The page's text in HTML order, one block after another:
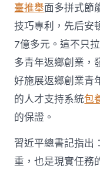
臺推舉面多拼式節
技巧專利，先后安
7億多元。這不只
多青年返鄉創業，
好施展返鄉創業青
的人才支持系統包
的保證。
習近平總書記指出
重，也是現實任務